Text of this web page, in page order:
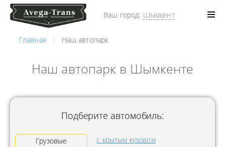
Ваш город: Шымкент
Главная Наш автопарк
Наш автопарк в Шымкенте
Подберите автомобиль:
Грузовые
с крытым кузовом